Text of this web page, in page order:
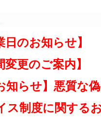
日のお知らせ】
変更のご案内】
知らせ】悪質な
ス制度に関する